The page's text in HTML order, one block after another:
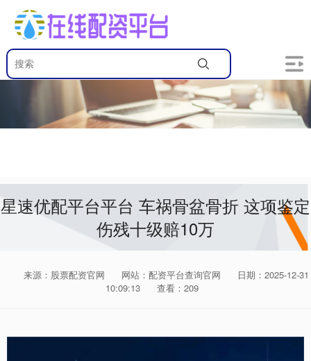
星速优配平台平台 车祸骨盆骨折 这项鉴定
伤残十级赔10万
来源：股票配资官网 网站：配资平台查询官网
日期：2025-12-31
10:09:13
查看：209